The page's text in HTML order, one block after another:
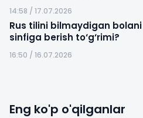
14:58 / 17.07.2026
Rus tilini bilmaydigan bolani
sinfiga berish to‘g‘rimi?
16:50 / 16.07.2026
Eng ko'p o'qilganlar